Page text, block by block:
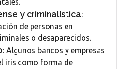
y criminalística:
de personas en
o desaparecidos.
: Algunos bancos y empresas
iris como forma de